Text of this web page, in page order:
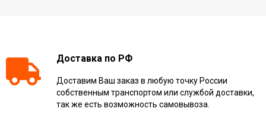
Доставка по РФ
Доставим Ваш заказ в любую точку России
собственным транспортом или службой доставки,
так же есть возможность самовывоза.